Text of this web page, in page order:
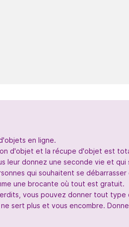
en ligne.
d'objet et la récupe d'objet est
leur donnez une seconde vie et
qui souhaitent se
une brocante où tout est gratuit.
vous pouvez donner tout
sert plus et vous encombre.